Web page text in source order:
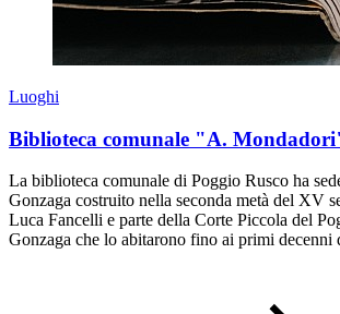
Luoghi
Biblioteca comunale "A.
La biblioteca comunale di Poggio Rusco ha
Gonzaga costruito nella seconda metà del XV
Luca Fancelli e parte della Corte Piccola del
Gonzaga che lo abitarono fino ai primi decenni